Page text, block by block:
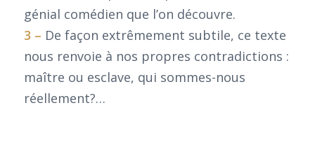
génial comédien que l’on découvre.
3 – De façon extrêmement subtile, ce texte
nous renvoie à nos propres contradictions :
maître ou esclave, qui sommes-nous
réellement?…